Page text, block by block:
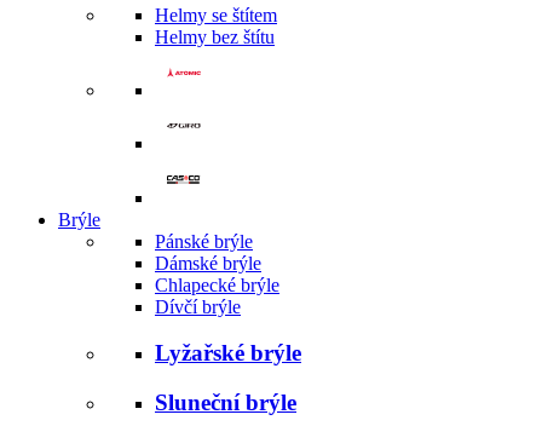
Helmy se štítem
Helmy bez štítu
Brýle
Pánské brýle
Dámské brýle
Chlapecké brýle
Dívčí brýle
Lyžařské brýle
Sluneční brýle